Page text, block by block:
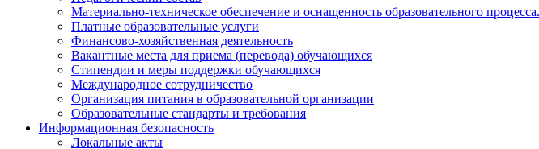
Материально-техническое обеспечение и оснащенность образовательного
Платные образовательные услуги
Финансово-хозяйственная деятельность
Вакантные места для приема (перевода) обучающихся
Стипендии и меры поддержки обучающихся
Международное сотрудничество
Организация питания в образовательной организации
Образовательные стандарты и требования
Информационная безопасность
Локальные акты